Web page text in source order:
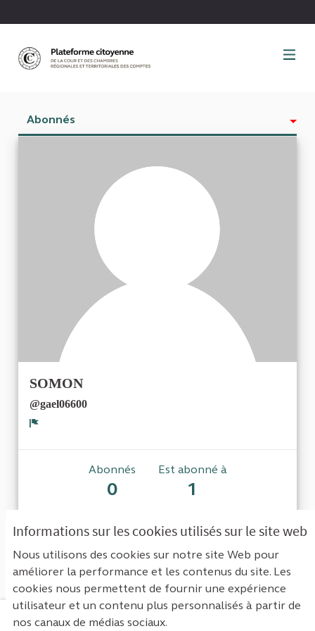
Informations sur les cookies utilisés sur le site web
Nous utilisons des cookies sur notre site Web pour
améliorer la performance et les contenus du site. Les
cookies nous permettent de fournir une expérience
utilisateur et un contenu plus personnalisés à partir de
nos canaux de médias sociaux.
Abonnés
SOMON
@gael06600
Abonnés
0
Est abonné à
1
Aucun abonné pour le moment.
Mentions légales